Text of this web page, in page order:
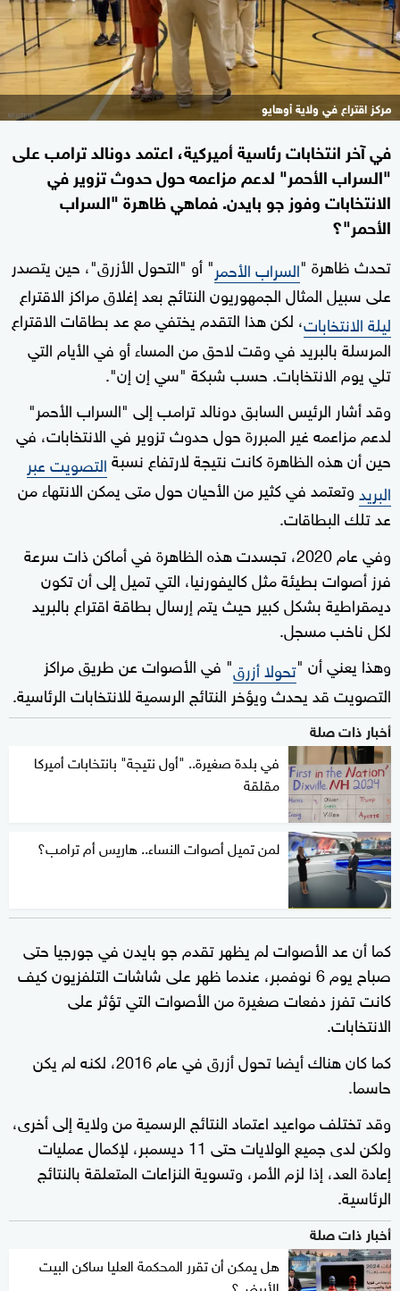
مركز اقتراع في ولاية أوهايو
في آخر انتخابات رئاسية أميركية، اعتمد دونالد ترامب على
"السراب الأحمر" لدعم مزاعمه حول حدوث تزوير في
الانتخابات وفوز جو بايدن. فماهي ظاهرة "السراب
الأحمر"؟
تحدث ظاهرة "السراب الأحمر" أو "التحول الأزرق"، حين يتصدر
على سبيل المثال الجمهوريون النتائج بعد إغلاق مراكز الاقتراع
ليلة الانتخابات، لكن هذا التقدم يختفي مع عد بطاقات الاقتراع
المرسلة بالبريد في وقت لاحق من المساء أو في الأيام التي
تلي يوم الانتخابات. حسب شبكة "سي إن إن".
وقد أشار الرئيس السابق دونالد ترامب إلى "السراب الأحمر"
لدعم مزاعمه غير المبررة حول حدوث تزوير في الانتخابات، في
حين أن هذه الظاهرة كانت نتيجة لارتفاع نسبةالتصويت عبر
البريدوتعتمد في كثير من الأحيان حول متى يمكن الانتهاء من
عد تلك البطاقات.
وفي عام 2020، تجسدت هذه الظاهرة في أماكن ذات سرعة
فرز أصوات بطيئة مثل كاليفورنيا، التي تميل إلى أن تكون
ديمقراطية بشكل كبير حيث يتم إرسال بطاقة اقتراع بالبريد
لكل ناخب مسجل.
وهذا يعني أن "تحولا أزرق" في الأصوات عن طريق مراكز
التصويت قد يحدث ويؤخر النتائج الرسمية للانتخابات الرئاسية.
أخبار ذات صلة
في بلدة صغيرة.. "أول نتيجة" بانتخابات أميركا
مقلقة
لمن تميل أصوات النساء.. هاريس أم ترامب؟
كما أن عد الأصوات لم يظهر تقدم جو بايدن في جورجيا حتى
صباح يوم 6 نوفمبر، عندما ظهر على شاشات التلفزيون كيف
كانت تفرز دفعات صغيرة من الأصوات التي تؤثر على
الانتخابات.
كما كان هناك أيضا تحول أزرق في عام 2016، لكنه لم يكن
حاسما.
وقد تختلف مواعيد اعتماد النتائج الرسمية من ولاية إلى أخرى،
ولكن لدى جميع الولايات حتى 11 ديسمبر، لإكمال عمليات
إعادة العد، إذا لزم الأمر، وتسوية النزاعات المتعلقة بالنتائج
الرئاسية.
أخبار ذات صلة
هل يمكن أن تقرر المحكمة العليا ساكن البيت